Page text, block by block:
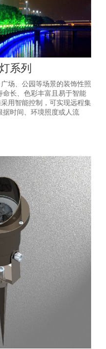
系列
场、公园等场景的装饰性照
长、色彩丰富且易于智能
用智能控制，可实现‌远程集
时间、环境照度或人流